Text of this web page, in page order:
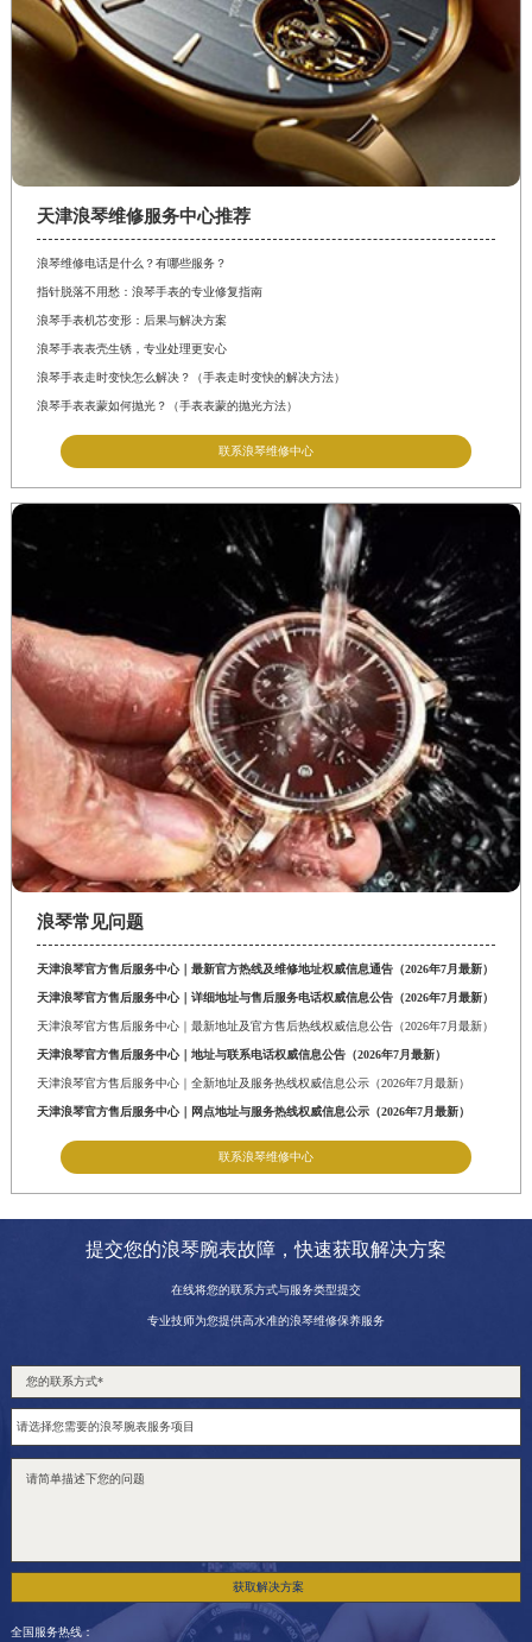
天津浪琴维修服务中心推荐
浪琴维修电话是什么？有哪些服务？
指针脱落不用愁：浪琴手表的专业修复指南
浪琴手表机芯变形：后果与解决方案
浪琴手表表壳生锈，专业处理更安心
浪琴手表走时变快怎么解决？（手表走时变快的解决方法）
浪琴手表表蒙如何抛光？（手表表蒙的抛光方法）
联系浪琴维修中心
浪琴常见问题
天津浪琴官方售后服务中心｜最新官方热线及维修地址权威信息通告（2026年7月最新）
天津浪琴官方售后服务中心｜详细地址与售后服务电话权威信息公告（2026年7月最新）
天津浪琴官方售后服务中心｜最新地址及官方售后热线权威信息公告（2026年7月最新）
天津浪琴官方售后服务中心｜地址与联系电话权威信息公告（2026年7月最新）
天津浪琴官方售后服务中心｜全新地址及服务热线权威信息公示（2026年7月最新）
天津浪琴官方售后服务中心｜网点地址与服务热线权威信息公示（2026年7月最新）
联系浪琴维修中心
提交您的浪琴腕表故障，快速获取解决方案
在线将您的联系方式与服务类型提交
专业技师为您提供高水准的浪琴维修保养服务
获取解决方案
全国服务热线：